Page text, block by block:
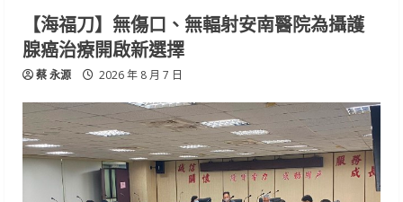
【海福刀】無傷口、無輻射安南醫院為攝護
腺癌治療開啟新選擇
蔡 永源 2026 年 8 月 7 日